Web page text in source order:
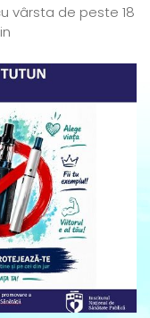
vârsta de peste 18